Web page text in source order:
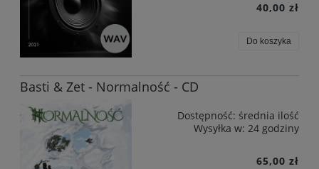
40,00 zł
Do koszyka
Basti & Zet - Normalność - CD
Dostępność: średnia ilość
Wysyłka w: 24 godziny
65,00 zł